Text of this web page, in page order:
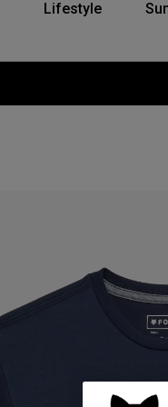
Lifestyle